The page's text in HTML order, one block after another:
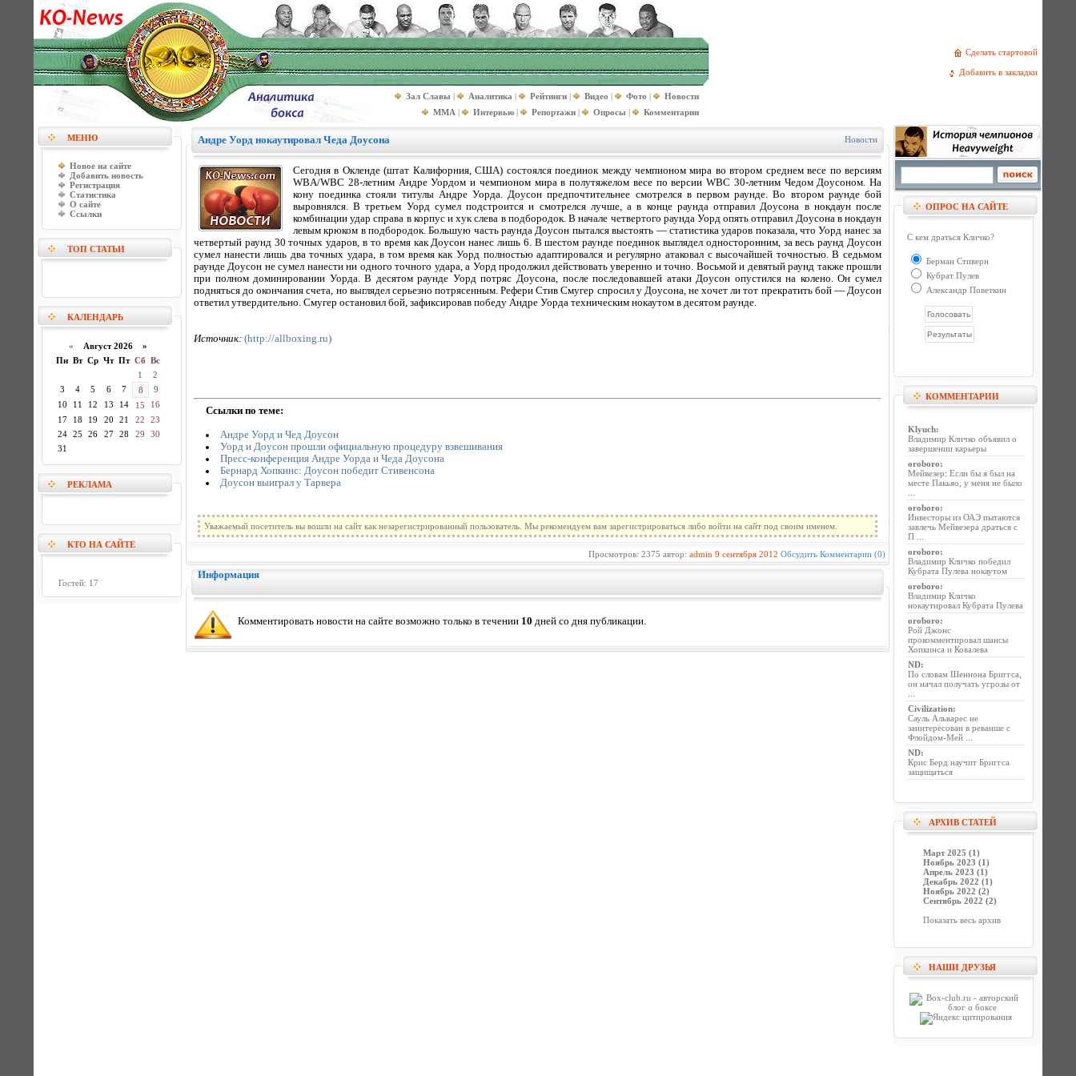
Сделать стартовой
Добавить в закладки
Зал Славы | Аналитика | Рейтинги | Видео | Фото |
Новости
MMA | Интервью | Репортажи | Опросы | Комментарии
МЕНЮ
Новое на сайте
Добавить новость
Регистрация
Статистика
О сайте
Ссылки
ТОП СТАТЬИ
КАЛЕНДАРЬ
« Август 2026 »
Пн Вт Ср Чт Пт Сб Вс
1
2
3
4 5 6 7 8
9
10
11 12 13 14 15
16
17
18 19 20 21 22
23
24
25 26 27 28 29
30
31
РЕКЛАМА
КТО НА САЙТЕ
Гостей: 17
Андре Уорд нокаутировал Чеда Доусона Новости
Сегодня в Окленде (штат Калифорния, США) состоялся поединок между чемпионом мира во втором среднем весе по версиям
WBA/WBC 28-летним Андре Уордом и чемпионом мира в полутяжелом весе по версии WBC 30-летним Чедом Доусоном. На
кону поединка стояли титулы Андре Уорда. Доусон предпочтительнее смотрелся в первом раунде. Во втором раунде бой
выровнялся. В третьем Уорд сумел подстроится и смотрелся лучше, а в конце раунда отправил Доусона в нокдаун после
комбинации удар справа в корпус и хук слева в подбородок. В начале четвертого раунда Уорд опять отправил Доусона в нокдаун
левым крюком в подбородок. Большую часть раунда Доусон пытался выстоять — статистика ударов показала, что Уорд нанес за
четвертый раунд 30 точных ударов, в то время как Доусон нанес лишь 6. В шестом раунде поединок выглядел односторонним, за весь раунд Доусон
сумел нанести лишь два точных удара, в том время как Уорд полностью адаптировался и регулярно атаковал с высочайшей точностью. В седьмом
раунде Доусон не сумел нанести ни одного точного удара, а Уорд продолжил действовать уверенно и точно. Восьмой и девятый раунд также прошли
при полном доминировании Уорда. В десятом раунде Уорд потряс Доусона, после последовавшей атаки Доусон опустился на колено. Он сумел
подняться до окончания счета, но выглядел серьезно потрясенным. Рефери Стив Смугер спросил у Доусона, не хочет ли тот прекратить бой — Доусон
ответил утвердительно. Смугер остановил бой, зафиксировав победу Андре Уорда техническим нокаутом в десятом раунде.
Источник: (http://allboxing.ru)
Ссылки по теме:
Андре Уорд и Чед Доусон
Уорд и Доусон прошли официальную процедуру взвешивания
Пресс-конференция Андре Уорда и Чеда Доусона
Бернард Хопкинс: Доусон победит Стивенсона
Доусон выиграл у Тарвера
Уважаемый посетитель вы вошли на сайт как незарегистрированный пользователь. Мы рекомендуем вам зарегистрироваться либо войти на сайт под своим именем.
Просмотров: 2375 автор: admin 9 сентября 2012 Обсудить Комментарии (0)
Информация
Комментировать новости на сайте возможно только в течении 10 дней со дня публикации.
ОПРОС НА САЙТЕ
С кем драться Кличко?
Берман Стиверн
Кубрат Пулев
Александр Поветкин
КОММЕНТАРИИ
Klyuch:
Владимир Кличко объявил о
завершении карьеры
oroboro:
Мейвезер: Если бы я был на
месте Пакьяо, у меня не было
oroboro:
Инвесторы из ОАЭ пытаются
завлечь Мейвезера драться с
П ...
oroboro:
Владимир Кличко победил
Кубрата Пулева нокаутом
oroboro:
Владимир Кличко
нокаутировал Кубрата Пулева
oroboro:
Рой Джонс
прокомментировал шансы
Хопкинса и Ковалева
ND:
По словам Шеннона Бриггса,
он начал получать угрозы от
Civilization:
Сауль Альварес не
заинтересован в реванше с
Флойдом-Мей ...
ND:
Крис Берд научит Бриггса
защищаться
АРХИВ СТАТЕЙ
Март 2025 (1)
Ноябрь 2023 (1)
Апрель 2023 (1)
Декабрь 2022 (1)
Ноябрь 2022 (2)
Сентябрь 2022 (2)
Показать весь архив
НАШИ ДРУЗЬЯ